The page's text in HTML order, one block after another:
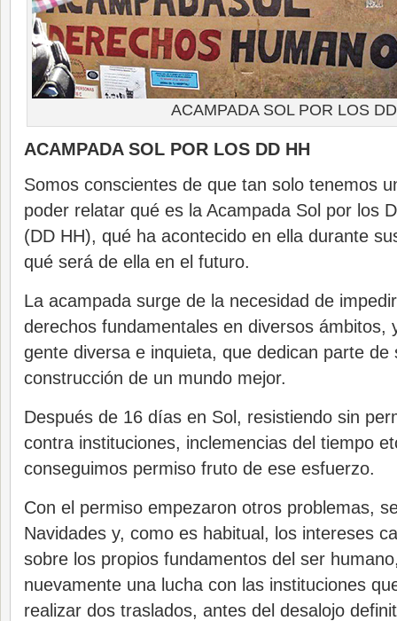
ACAMPADA SOL POR LOS
ACAMPADA SOL POR LOS DD HH
Somos conscientes de que tan solo tenemos
poder relatar qué es la Acampada Sol por los
(DD HH), qué ha acontecido en ella durante
qué será de ella en el futuro.
La acampada surge de la necesidad de
derechos fundamentales en diversos ámbitos,
gente diversa e inquieta, que dedican parte de
construcción de un mundo mejor.
Después de 16 días en Sol, resistiendo sin
contra instituciones, inclemencias del tiempo
conseguimos permiso fruto de ese esfuerzo.
Con el permiso empezaron otros problemas,
Navidades y, como es habitual, los intereses
sobre los propios fundamentos del ser
nuevamente una lucha con las instituciones
realizar dos traslados, antes del desalojo